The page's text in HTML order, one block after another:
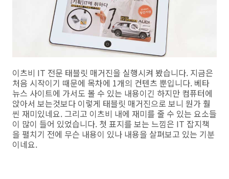
이츠비 IT 전문 태블릿 매거진을 실행시켜 봤습니다. 지금은
처음 시작이기 때문에 목차에 1개의 컨텐츠 뿐입니다. 베타
뉴스 사이트에 가서도 볼 수 있는 내용이긴 하지만 컴퓨터에
앉아서 보는것보다 이렇게 태블릿 매거진으로 보니 뭔가 훨
씬 재미있네요. 그리고 이츠비 내에 재미를 줄 수 있는 요소들
이 많이 들어 있었습니다. 첫 표지를 보는 느낌은 IT 잡지책
을 펼치기 전에 무슨 내용이 있나 내용을 살펴보고 있는 기분
이네요.